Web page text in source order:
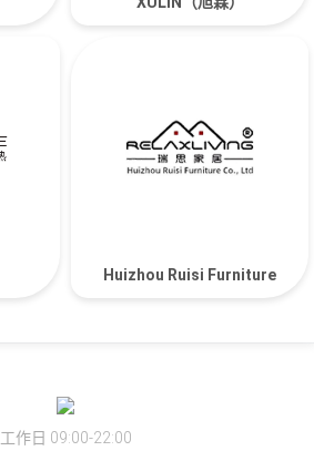
Huizhou Ruisi Furniture
工作日 09:00-22:00